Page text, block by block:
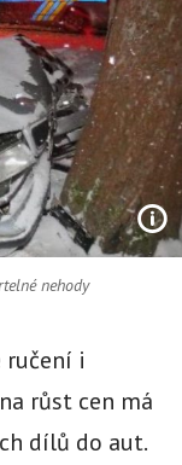
nehody
ručení i
růst cen má
dílů do aut.